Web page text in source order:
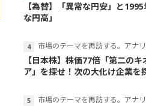
【為替】「異常な円安」と
な円高」
市場のテーマを再訪する。アナリストが読み解く
【日本株】株価77倍「第二のキ
ア」を探せ！次の大化け企業を
市場のテーマを再訪する。アナリストが読み解く